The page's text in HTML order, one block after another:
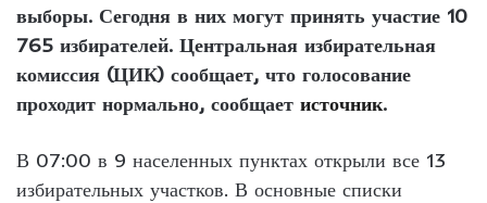
выборы. Сегодня в них могут принять участие 10
765 избирателей. Центральная избирательная
комиссия (ЦИК) сообщает, что голосование
проходит нормально, сообщает источник.
В 07:00 в 9 населенных пунктах открыли все 13
избирательных участков. В основные списки